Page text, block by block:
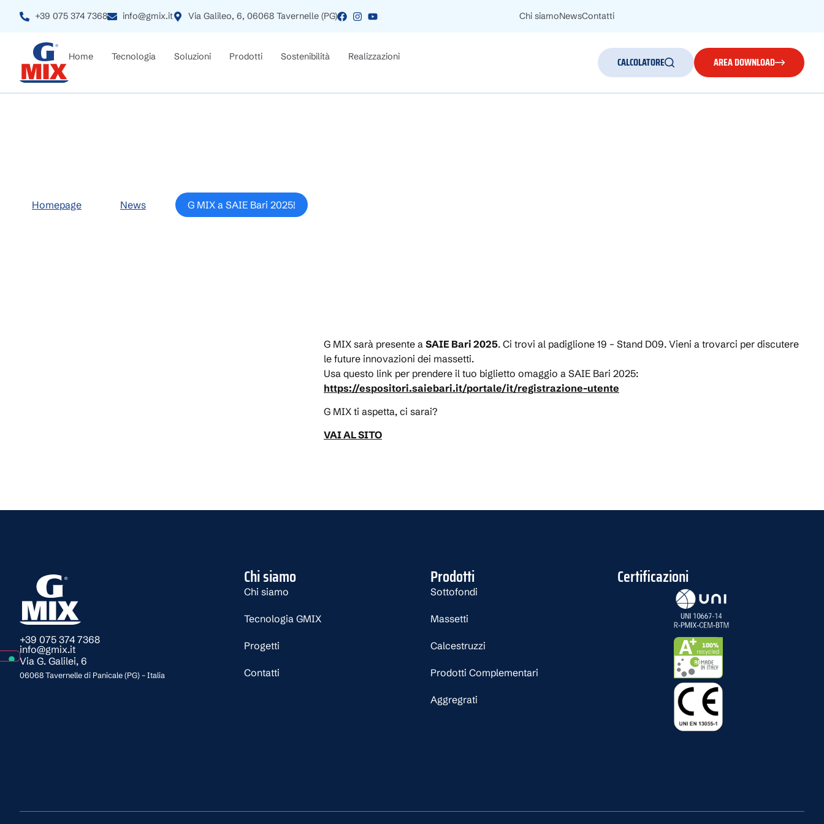
+39 075 374 7368 info@gmix.it Via Galileo, 6, 06068 Tavernelle (PG) Chi siamoNewsContatti
Home Tecnologia Soluzioni Prodotti Sostenibilità Realizzazioni AREA DOWNLOAD
CALCOLATORE
Homepage News G MIX a SAIE Bari 2025!
G MIX sarà presente a SAIE Bari 2025. Ci trovi al padiglione 19 – Stand D09. Vieni a trovarci per discutere
le future innovazioni dei massetti.
Usa questo link per prendere il tuo biglietto omaggio a SAIE Bari 2025:
https://espositori.saiebari.it/portale/it/registrazione-utente
G MIX ti aspetta, ci sarai?
VAI AL SITO
+39 075 374 7368
info@gmix.it
Via G. Galilei, 6
06068 Tavernelle di Panicale (PG) – Italia
Chi siamo
Chi siamo
Tecnologia GMIX
Progetti
Contatti
Prodotti
Sottofondi
Massetti
Calcestruzzi
Prodotti Complementari
Aggregrati
Certificazioni